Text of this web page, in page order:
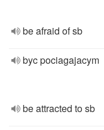
be afraid of sb
byc pociagajacym
be attracted to sb